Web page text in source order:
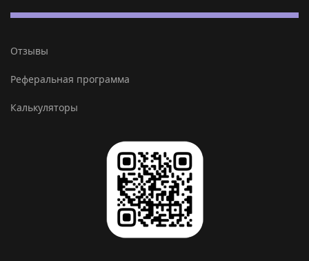
Отзывы
Реферальная программа
Калькуляторы